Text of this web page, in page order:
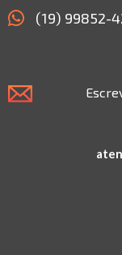
(19) 99852-